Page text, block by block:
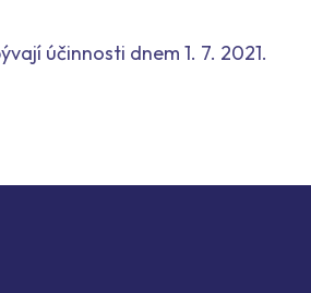
účinnosti dnem 1. 7. 2021.